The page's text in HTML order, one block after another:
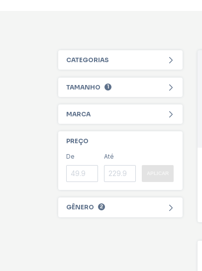
CATEGORIAS
TAMANHO 1
MARCA
PREÇO
De Até
GÊNERO 2